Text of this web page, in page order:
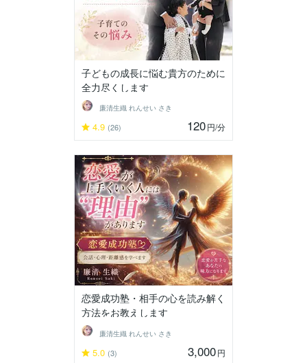
子どもの成長に悩む貴方のために
全力尽くします
廉清生織 れんせい さき
4.9 (26) 120円/分
恋愛成功塾・相手の心を読み解く
方法をお教えします
廉清生織 れんせい さき
5.0 (3) 3,000円